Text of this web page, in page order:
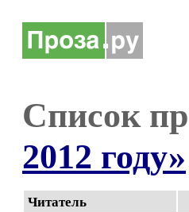
Список
2012 году»
Читатель